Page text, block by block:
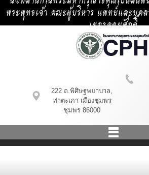
พระพุทธเจ้า คณะผู้บริหาร แพทย์และบุค
เขตรอุดมศักดิ์
222 ถ.พิศิษฐพยาบาล,
ท่าตะเภา เมืองชุมพร
ชุมพร 86000